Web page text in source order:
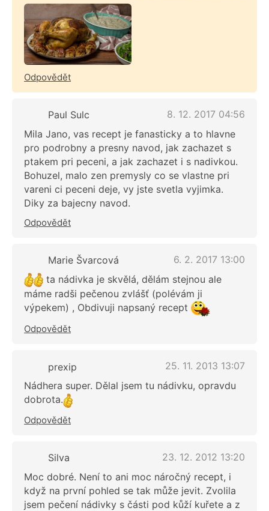
Odpovědět
Paul Sulc
8. 12. 2017 04:56
Mila Jano, vas recept je fanasticky a to hlavne
pro podrobny a presny navod, jak zachazet s
ptakem pri peceni, a jak zachazet i s nadivkou.
Bohuzel, malo zen premysly co se vlastne pri
vareni ci peceni deje, vy jste svetla vyjimka.
Diky za bajecny navod.
Odpovědět
Marie Švarcová
6. 2. 2017 13:00
ta nádivka je skvělá, dělám stejnou ale
máme radši pečenou zvlášť (polévám ji
výpekem) , Obdivuji napsaný recept
Odpovědět
prexip
25. 11. 2013 13:07
Nádhera super. Dělal jsem tu nádivku, opravdu
dobrota.
Odpovědět
Silva
23. 12. 2012 13:20
Moc dobré. Není to ani moc náročný recept, i
když na první pohled se tak může jevit. Zvolila
jsem pečení nádivky s části pod kůží kuřete a z